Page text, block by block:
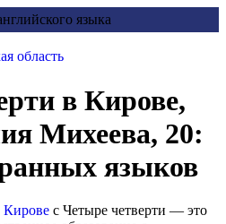
область
в Кирове,
Михеева, 20:
языков
Кирове с Четыре четверти — это